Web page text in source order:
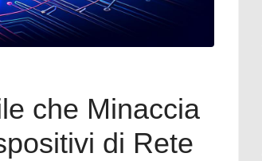
che Minaccia
di Rete